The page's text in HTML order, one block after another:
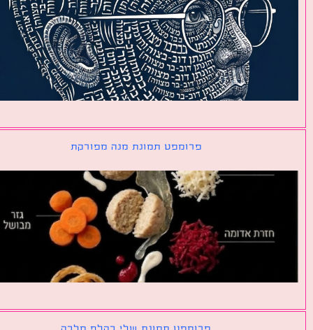
פרומפט תמונת מנה מפורקת